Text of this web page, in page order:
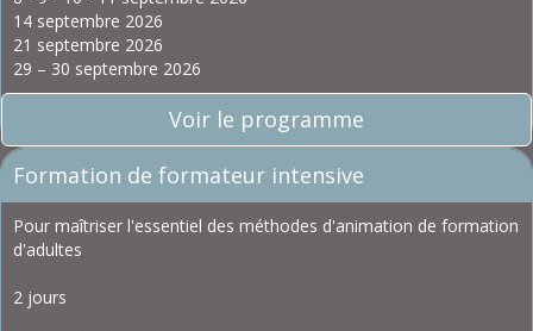
14 septembre 2026
21 septembre 2026
29 – 30 septembre 2026
Voir le programme
Formation de formateur intensive
Pour maîtriser l'essentiel des méthodes d'animation de formation
d'adultes
2 jours